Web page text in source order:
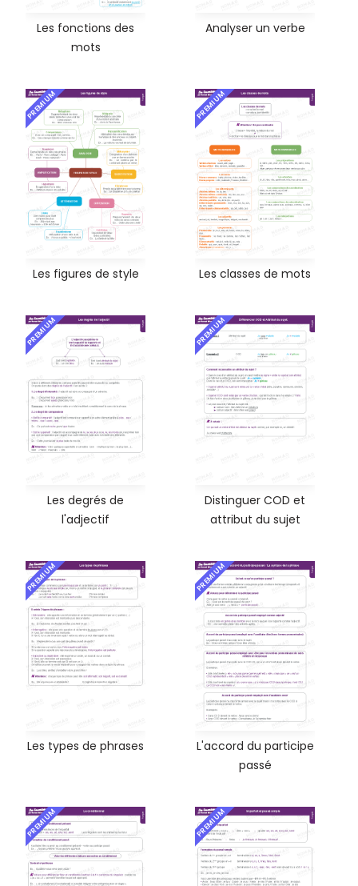
Les fonctions des
mots
Analyser un verbe
PREMIUM
Les figures de style
PREMIUM
Les classes de mots
PREMIUM
Les degrés de
l'adjectif
PREMIUM
Distinguer COD et
attribut du sujet
PREMIUM
Les types de phrases
PREMIUM
L'accord du participe
passé
PREMIUM PREMIUM